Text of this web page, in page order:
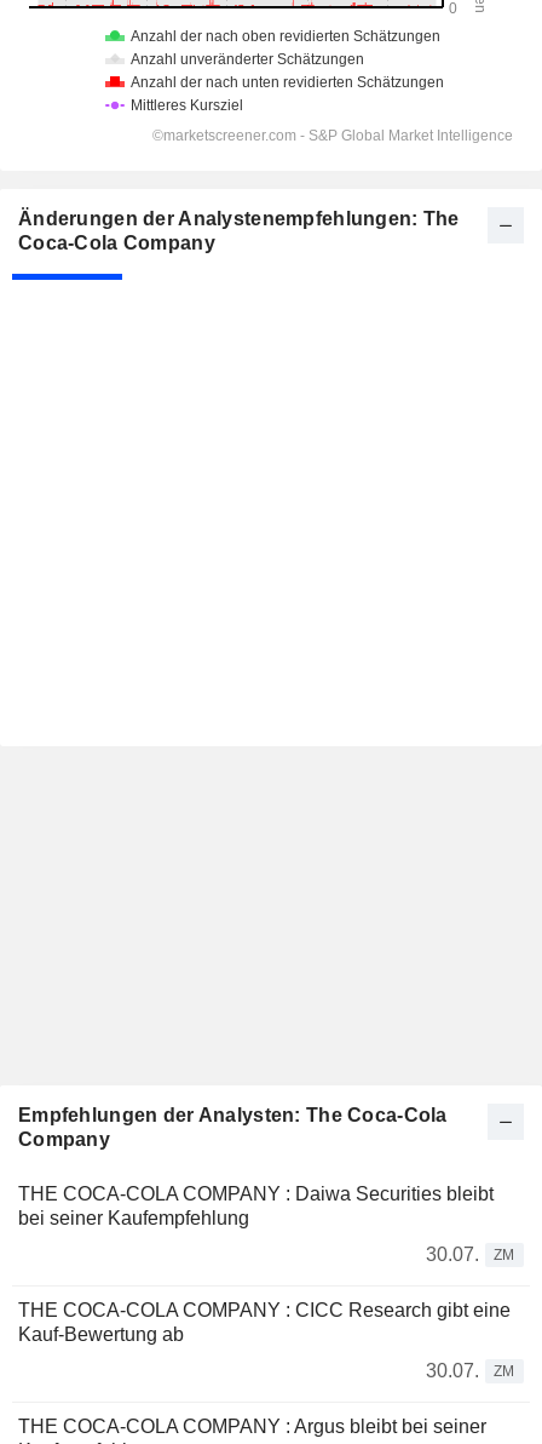
Änderungen der Analystenempfehlungen: The
Coca-Cola Company
Empfehlungen der Analysten: The Coca-Cola
Company
THE COCA-COLA COMPANY : Daiwa Securities bleibt
bei seiner Kaufempfehlung
30.07.
ZM
THE COCA-COLA COMPANY : CICC Research gibt eine
Kauf-Bewertung ab
30.07.
ZM
THE COCA-COLA COMPANY : Argus bleibt bei seiner